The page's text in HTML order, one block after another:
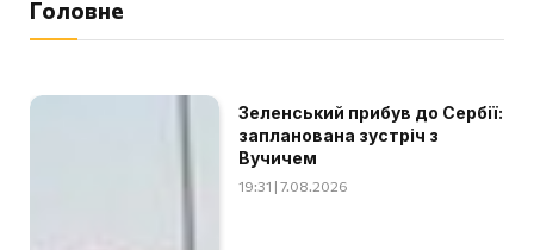
Головне
Зеленський прибув до Сербії:
запланована зустріч з
Вучичем
19:31 | 7.08.2026